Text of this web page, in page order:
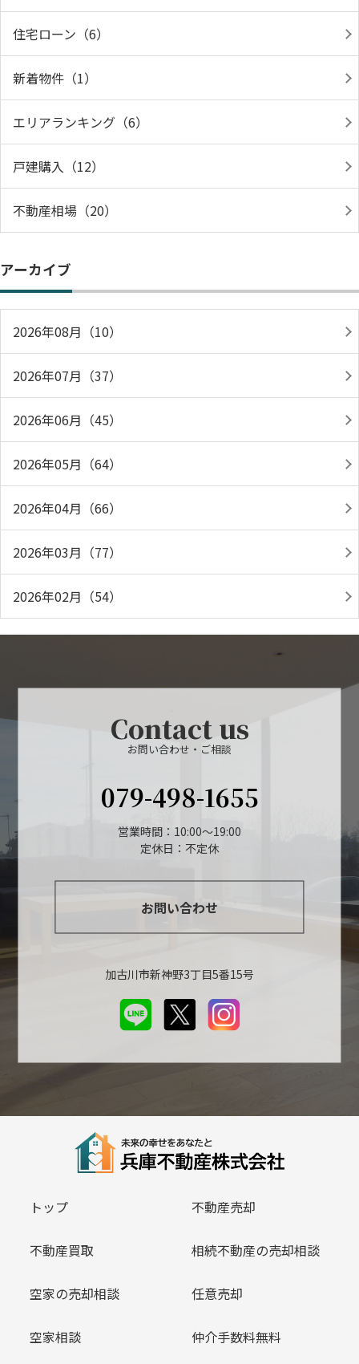
住宅ローン（6）
新着物件（1）
エリアランキング（6）
戸建購入（12）
不動産相場（20）
アーカイブ
2026年08月（10）
2026年07月（37）
2026年06月（45）
2026年05月（64）
2026年04月（66）
2026年03月（77）
2026年02月（54）
Contact us
お問い合わせ・ご相談
079-498-1655
営業時間：10:00～19:00
定休日：不定休
お問い合わせ
加古川市新神野3丁目5番15号
トップ 不動産売却
不動産買取 相続不動産の売却相談
空家の売却相談 任意売却
空家相談 仲介手数料無料